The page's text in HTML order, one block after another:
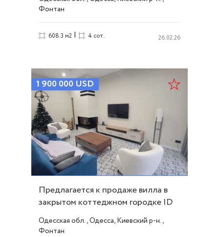
Фонтан
608.3 м2 | 4 сот. 26.02.26
1 900 000 USD
Предлагается к продаже вилла в
закрытом коттеджном городке ID
10245
Одесская обл., Одесса, Киевский р-н.,
Фонтан